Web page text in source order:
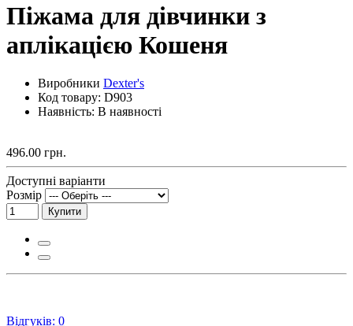
Піжама для дівчинки з
аплікацією Кошеня
Виробники Dexter's
Код товару: D903
Наявність: В наявності
496.00 грн.
Доступні варіанти
Розмір
Купити
Відгуків: 0